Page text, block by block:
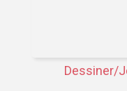
Dessiner/